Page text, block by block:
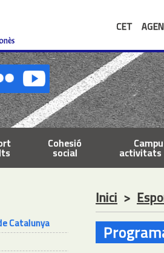
CET
Cohesió
social activitats
Catalunya
Inici >